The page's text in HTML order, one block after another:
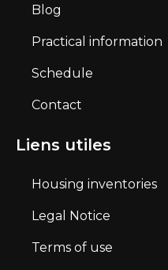
Blog
Practical information
Schedule
Contact
Liens utiles
Housing inventories
Legal Notice
Terms of use